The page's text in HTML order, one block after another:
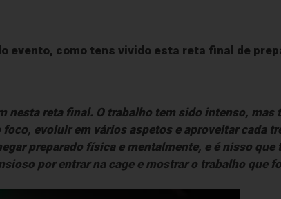
evento, como tens vivido esta reta final de
nesta reta final. O trabalho tem sido intenso,
evoluir em vários aspetos e aproveitar cada
preparado física e mentalmente, e é nisso
por entrar na cage e mostrar o trabalho que